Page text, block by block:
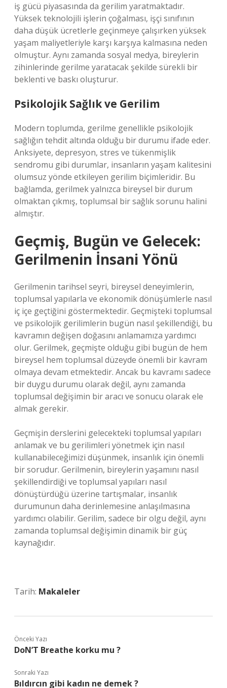
iş gücü piyasasında da gerilim yaratmaktadır.
Yüksek teknolojili işlerin çoğalması, işçi sınıfının
daha düşük ücretlerle geçinmeye çalışırken yüksek
yaşam maliyetleriyle karşı karşıya kalmasına neden
olmuştur. Aynı zamanda sosyal medya, bireylerin
zihinlerinde gerilme yaratacak şekilde sürekli bir
beklenti ve baskı oluşturur.
Psikolojik Sağlık ve Gerilim
Modern toplumda, gerilme genellikle psikolojik
sağlığın tehdit altında olduğu bir durumu ifade eder.
Anksiyete, depresyon, stres ve tükenmişlik
sendromu gibi durumlar, insanların yaşam kalitesini
olumsuz yönde etkileyen gerilim biçimleridir. Bu
bağlamda, gerilmek yalnızca bireysel bir durum
olmaktan çıkmış, toplumsal bir sağlık sorunu halini
almıştır.
Geçmiş, Bugün ve Gelecek:
Gerilmenin İnsani Yönü
Gerilmenin tarihsel seyri, bireysel deneyimlerin,
toplumsal yapılarla ve ekonomik dönüşümlerle nasıl
iç içe geçtiğini göstermektedir. Geçmişteki toplumsal
ve psikolojik gerilimlerin bugün nasıl şekillendiği, bu
kavramın değişen doğasını anlamamıza yardımcı
olur. Gerilmek, geçmişte olduğu gibi bugün de hem
bireysel hem toplumsal düzeyde önemli bir kavram
olmaya devam etmektedir. Ancak bu kavramı sadece
bir duygu durumu olarak değil, aynı zamanda
toplumsal değişimin bir aracı ve sonucu olarak ele
almak gerekir.
Geçmişin derslerini gelecekteki toplumsal yapıları
anlamak ve bu gerilimleri yönetmek için nasıl
kullanabileceğimizi düşünmek, insanlık için önemli
bir sorudur. Gerilmenin, bireylerin yaşamını nasıl
şekillendirdiği ve toplumsal yapıları nasıl
dönüştürdüğü üzerine tartışmalar, insanlık
durumunun daha derinlemesine anlaşılmasına
yardımcı olabilir. Gerilim, sadece bir olgu değil, aynı
zamanda toplumsal değişimin dinamik bir güç
kaynağıdır.
Tarih: Makaleler
Önceki Yazı
DoN’T Breathe korku mu ?
Sonraki Yazı
Bıldırcın gibi kadın ne demek ?